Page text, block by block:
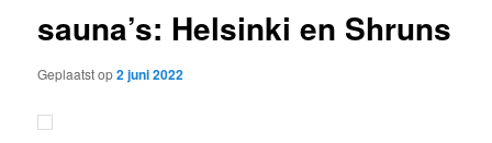
sauna’s: Helsinki en Shruns
Geplaatst op2 juni 2022